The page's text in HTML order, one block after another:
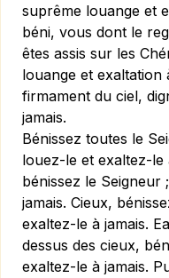
suprême louange et
béni, vous dont le
êtes assis sur les
louange et exaltation
firmament du ciel,
jamais.
Bénissez toutes le
louez-le et exaltez-le
bénissez le
jamais. Cieux,
exaltez-le à jamais.
dessus des cieux,
exaltez-le à jamais.